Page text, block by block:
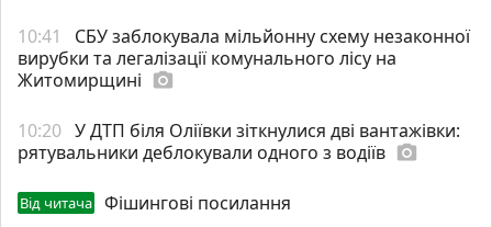
10:41
СБУ заблокувала мільйонну схему незаконної
вирубки та легалізації комунального лісу на
Житомирщині photo_camera
10:20 У ДТП біля Оліївки зіткнулися дві вантажівки:
рятувальники деблокували одного з водіїв photo_camera
Від читача Фішингові посилання